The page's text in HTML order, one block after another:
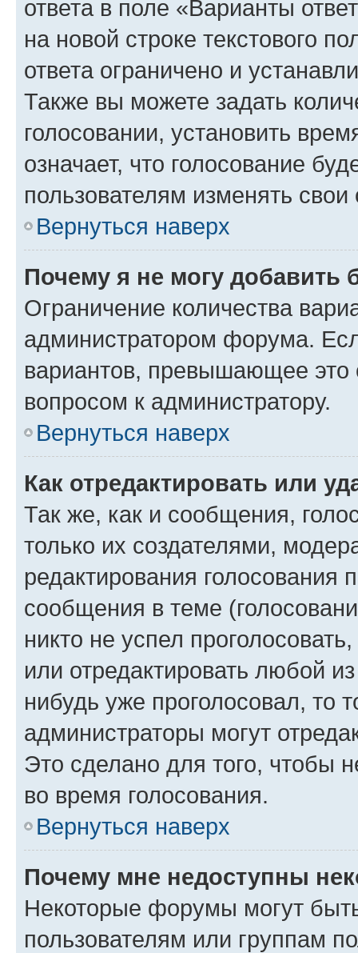
ответа в поле «Варианты
на новой строке текстового
ответа ограничено и
Также вы можете задать
голосовании, установить
означает, что голосование
пользователям изменять свои
Вернуться наверх
Почему я не могу добавить
Ограничение количества
администратором форума.
вариантов, превышающее это
вопросом к администратору.
Вернуться наверх
Как отредактировать или
Так же, как и сообщения,
только их создателями,
редактирования голосования
сообщения в теме
никто не успел
или отредактировать любой
нибудь уже проголосовал, то
администраторы могут
Это сделано для того, чтобы
во время голосования.
Вернуться наверх
Почему мне недоступны
Некоторые форумы могут
пользователям или группам